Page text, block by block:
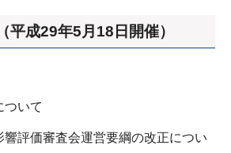
平成29年5月18日開催）
ついて
響評価審査会運営要綱の改正につい